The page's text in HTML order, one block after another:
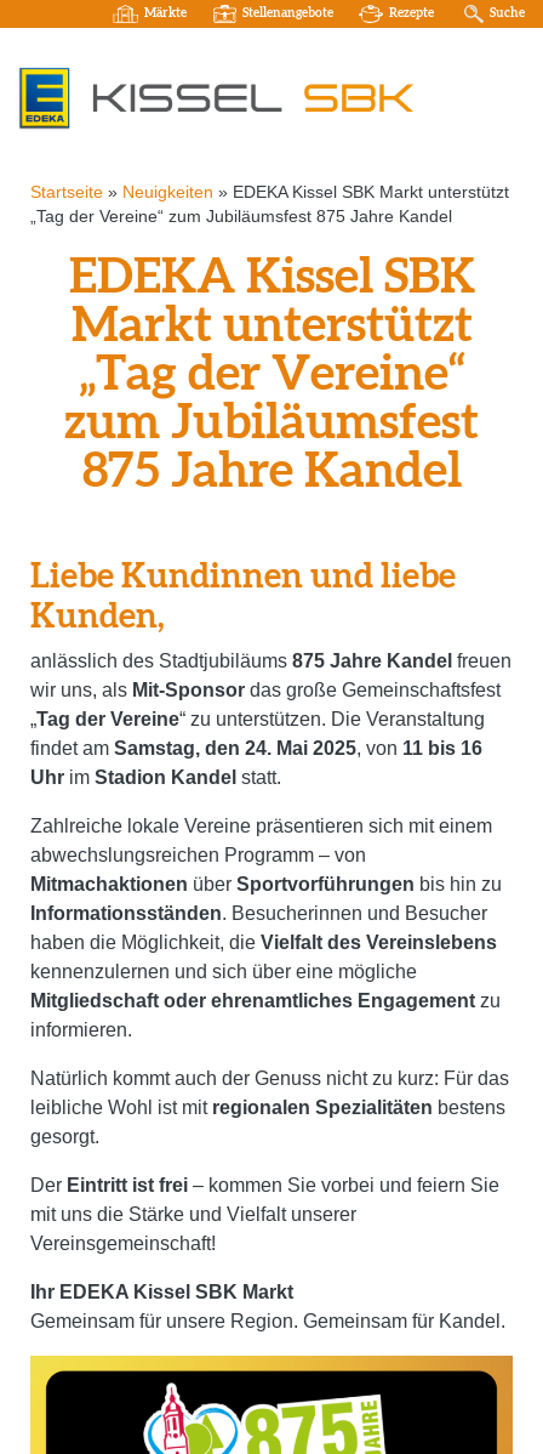
Märkte Stellenangebote Rezepte Suche
Startseite » Neuigkeiten » EDEKA Kissel SBK Markt unterstützt
„Tag der Vereine“ zum Jubiläumsfest 875 Jahre Kandel
EDEKA Kissel SBK
Markt unterstützt
„Tag der Vereine“
zum Jubiläumsfest
875 Jahre Kandel
Liebe Kundinnen und liebe
Kunden,
anlässlich des Stadtjubiläums 875 Jahre Kandel freuen
wir uns, als Mit-Sponsor das große Gemeinschaftsfest
„Tag der Vereine“ zu unterstützen. Die Veranstaltung
findet am Samstag, den 24. Mai 2025, von 11 bis 16
Uhr im Stadion Kandel statt.
Zahlreiche lokale Vereine präsentieren sich mit einem
abwechslungsreichen Programm – von
Mitmachaktionen über Sportvorführungen bis hin zu
Informationsständen. Besucherinnen und Besucher
haben die Möglichkeit, die Vielfalt des Vereinslebens
kennenzulernen und sich über eine mögliche
Mitgliedschaft oder ehrenamtliches Engagement zu
informieren.
Natürlich kommt auch der Genuss nicht zu kurz: Für das
leibliche Wohl ist mit regionalen Spezialitäten bestens
gesorgt.
Der Eintritt ist frei – kommen Sie vorbei und feiern Sie
mit uns die Stärke und Vielfalt unserer
Vereinsgemeinschaft!
Ihr EDEKA Kissel SBK Markt
Gemeinsam für unsere Region. Gemeinsam für Kandel.